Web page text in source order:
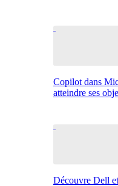
Copilot dans
atteindre ses
Découvre Dell